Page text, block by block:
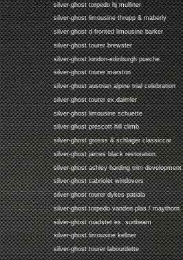
silver-ghost torpedo hj mulliner
silver-ghost limousine thrupp & maberly
silver-ghost d-fronted limousine barker
silver-ghost tourer brewster
silver-ghost london-edinburgh pueche
silver-ghost tourer marston
silver-ghost austrian alpine trial celebration
silver-ghost tourer ex.daimler
silver-ghost limousine schuette
silver-ghost prescott hill climb
silver-ghost grosss & schlager classiccar
silver-ghost james black restoration
silver-ghost ashley harding trim development
silver-ghost cabriolet windovers
silver-ghost tourer dykes patiala
silver-ghost torpedo vanden plas / maythorn
silver-ghost roadster ex. sunbeam
silver-ghost limousine kellner
silver-ghost tourer labourdette